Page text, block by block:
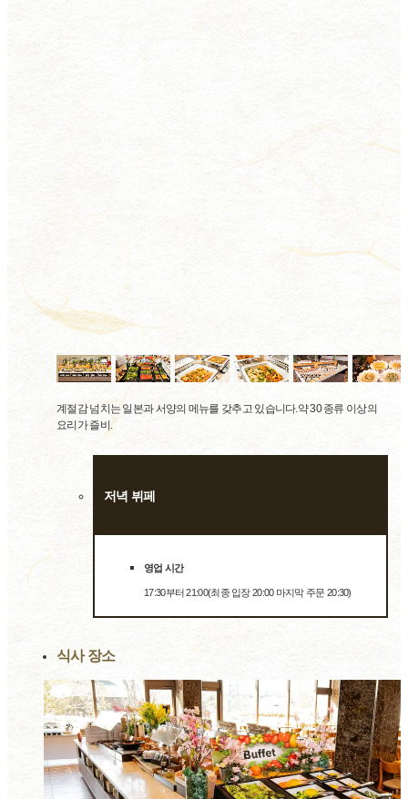
계절감 넘치는 일본과 서양의 메뉴를 갖추고 있습니다.약 30 종류 이상의
요리가 즐비.
저녁 뷔페
영업 시간
17:30부터 21:00(최종 입장 20:00 마지막 주문 20:30)
식사 장소